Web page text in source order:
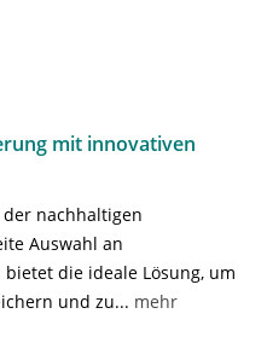
mit innovativen
nachhaltigen
Auswahl an
die ideale Lösung, um
und zu... mehr